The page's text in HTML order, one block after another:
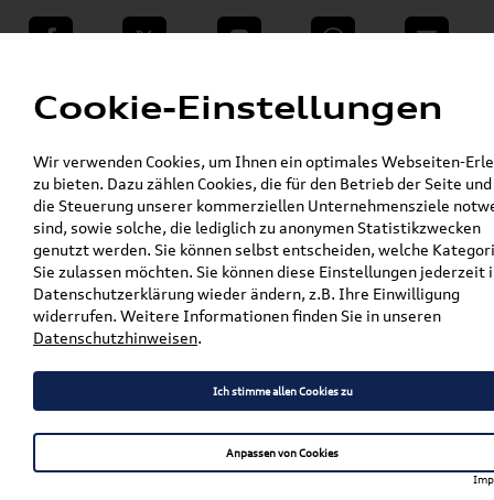
teilen Twitter Instagram WhatsApp E-Mail
VW Shop - VW Originalteile und Zubehör »
Audi Produkte » Audi Original Zubehör »
Sport & Design » Schriftzüge & Dekorfolien
»
Original Audi Ringe in Schwarz für die Front Q8
/ RSQ8 4H0853605C T94
Original Audi Ringe in
Schwarz für die Front Q8 /
RSQ8 4H0853605C T94
Cookie-Einstellungen
Wir verwenden Cookies, um Ihnen ein optimales Webseiten-
zu bieten. Dazu zählen Cookies, die für den Betrieb der Seite
die Steuerung unserer kommerziellen Unternehmensziele
sind, sowie solche, die lediglich zu anonymen Statistikzwecken
genutzt werden. Sie können selbst entscheiden, welche
Sie zulassen möchten. Sie können diese Einstellungen jederzeit
Datenschutzerklärung wieder ändern, z.B. Ihre Einwilligung
widerrufen. Weitere Informationen finden Sie in unseren
Datenschutzhinweisen.
Ich stimme allen Cookies zu
Anpassen von Cookies